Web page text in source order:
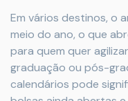
Em vários destinos, o
meio do ano, o que
para quem quer
graduação ou pós-
calendários pode